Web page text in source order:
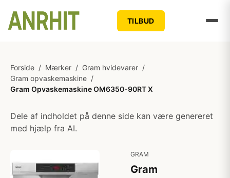
TILBUD
Forside / Mærker / Gram hvidevarer /
Gram opvaskemaskine /
Gram Opvaskemaskine OM6350-90RT X
Dele af indholdet på denne side kan være genereret
med hjælp fra AI.
GRAM
Gram